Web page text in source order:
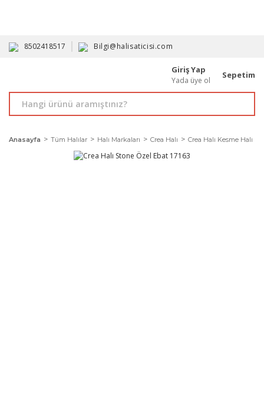
8502418517 Bilgi@halisaticisi.com
Giriş Yap
Yada üye ol
Sepetim
Anasayfa Tüm Halılar Halı Markaları Crea Halı Crea Halı Kesme Halı